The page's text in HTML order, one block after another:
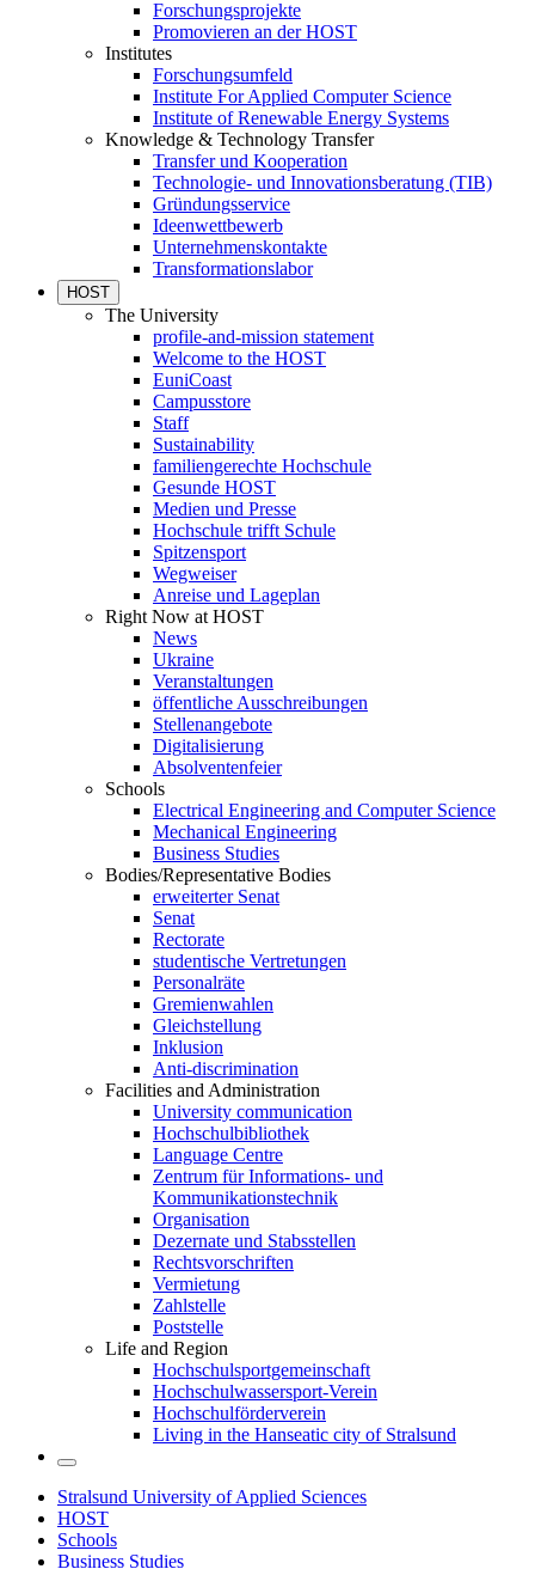
Forschungsprojekte
Promovieren an der HOST
Institutes
Forschungsumfeld
Institute For Applied Computer Science
Institute of Renewable Energy Systems
Knowledge & Technology Transfer
Transfer und Kooperation
Technologie- und Innovationsberatung (TIB)
Gründungsservice
Ideenwettbewerb
Unternehmenskontakte
Transformationslabor
HOST
The University
profile-and-mission statement
Welcome to the HOST
EuniCoast
Campusstore
Staff
Sustainability
familiengerechte Hochschule
Gesunde HOST
Medien und Presse
Hochschule trifft Schule
Spitzensport
Wegweiser
Anreise und Lageplan
Right Now at HOST
News
Ukraine
Veranstaltungen
öffentliche Ausschreibungen
Stellenangebote
Digitalisierung
Absolventenfeier
Schools
Electrical Engineering and Computer Science
Mechanical Engineering
Business Studies
Bodies/Representative Bodies
erweiterter Senat
Senat
Rectorate
studentische Vertretungen
Personalräte
Gremienwahlen
Gleichstellung
Inklusion
Anti-discrimination
Facilities and Administration
University communication
Hochschulbibliothek
Language Centre
Zentrum für Informations- und
Kommunikationstechnik
Organisation
Dezernate und Stabsstellen
Rechtsvorschriften
Vermietung
Zahlstelle
Poststelle
Life and Region
Hochschulsportgemeinschaft
Hochschulwassersport-Verein
Hochschulförderverein
Living in the Hanseatic city of Stralsund
Stralsund University of Applied Sciences
HOST
Schools
Business Studies